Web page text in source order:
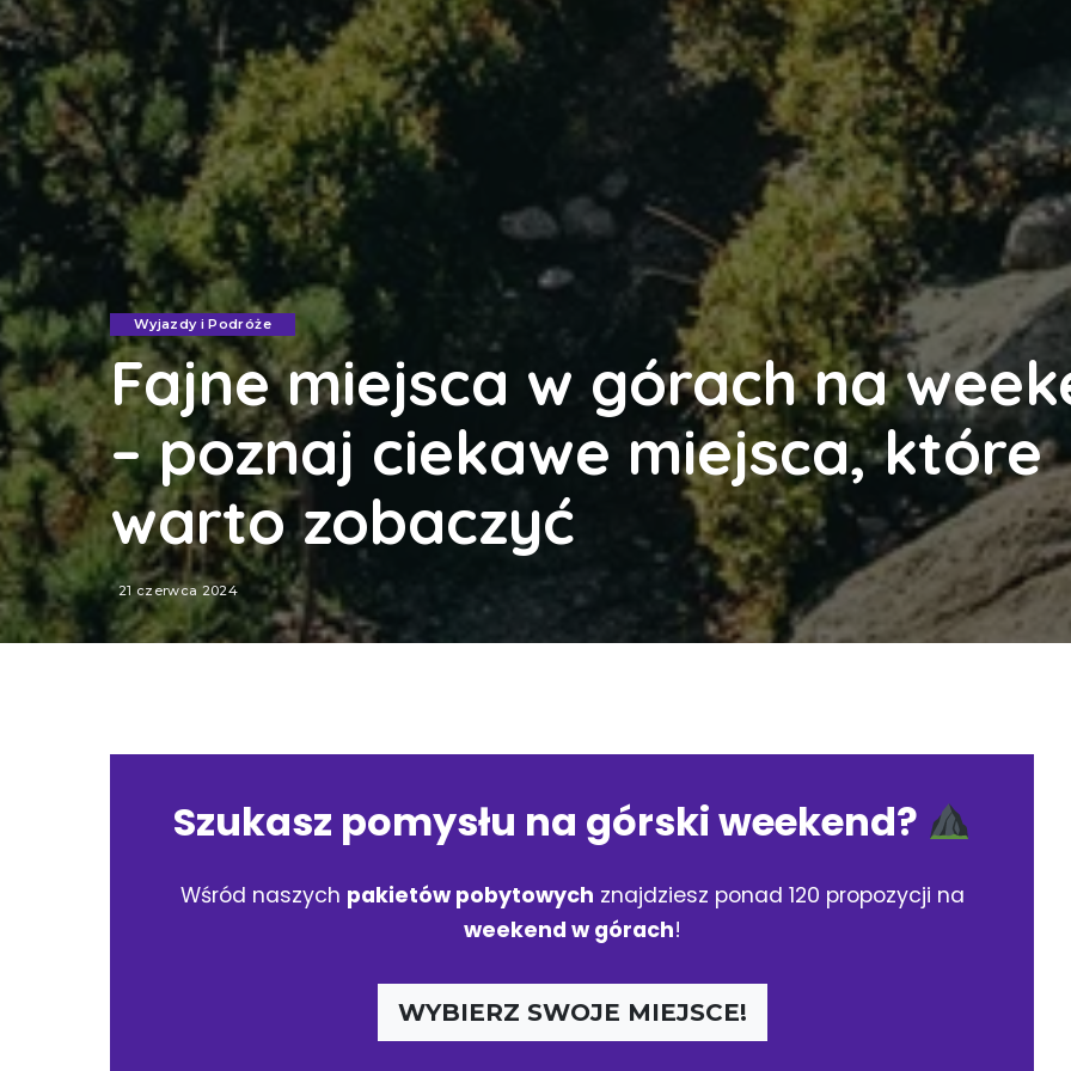
Wyjazdy i Podróże
Fajne miejsca w górach na
– poznaj ciekawe miejsca, które
warto zobaczyć
21 czerwca 2024
Szukasz pomysłu na górski weekend?
Wśród naszych pakietów pobytowych znajdziesz ponad 120 propozycji na
weekend w górach!
WYBIERZ SWOJE MIEJSCE!